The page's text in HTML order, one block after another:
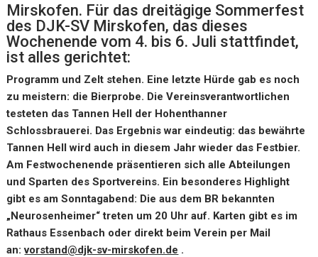
Mirskofen. Für das dreitägige Sommerfest
des DJK-SV Mirskofen, das dieses
Wochenende vom 4. bis 6. Juli stattfindet,
ist alles gerichtet:
Programm und Zelt stehen. Eine letzte Hürde gab es noch
zu meistern: die Bierprobe. Die Vereinsverantwortlichen
testeten das Tannen Hell der Hohenthanner
Schlossbrauerei. Das Ergebnis war eindeutig: das bewährte
Tannen Hell wird auch in diesem Jahr wieder das Festbier.
Am Festwochenende präsentieren sich alle Abteilungen
und Sparten des Sportvereins. Ein besonderes Highlight
gibt es am Sonntagabend: Die aus dem BR bekannten
„Neurosenheimer“ treten um 20 Uhr auf. Karten gibt es im
Rathaus Essenbach oder direkt beim Verein per Mail
an:vorstand@djk-sv-mirskofen.de .